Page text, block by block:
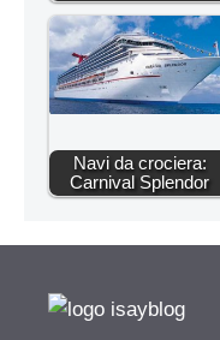
Navi da crociera:
Carnival Splendor